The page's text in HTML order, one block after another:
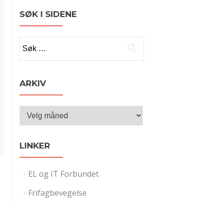
SØK I SIDENE
etter:
ARKIV
Arkiv
LINKER
EL og IT Forbundet
Frifagbevegelse